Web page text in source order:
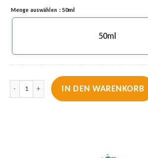
Menge auswählen : 50ml
50ml
Lebbio Stärke & Schutz Haaröl - Natürliche
IN DEN WARENKORB